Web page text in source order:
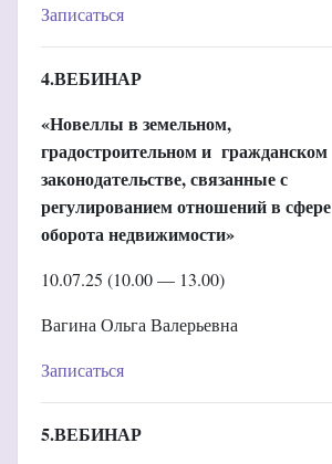
Записаться
4.ВЕБИНАР
«Новеллы в земельном,
градостроительном и гражданском
законодательстве, связанные с
регулированием отношений в сфере
оборота недвижимости»
10.07.25 (10.00 — 13.00)
Вагина Ольга Валерьевна
Записаться
5.ВЕБИНАР